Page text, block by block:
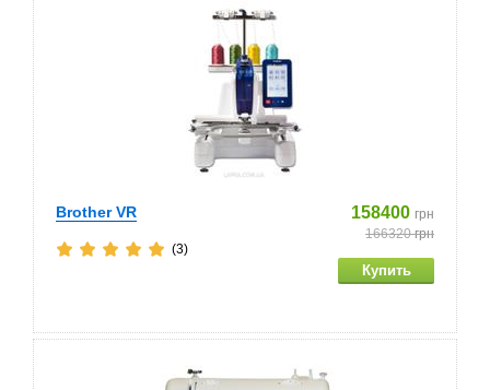
Brother VR 158400 грн
166320грн
(3)